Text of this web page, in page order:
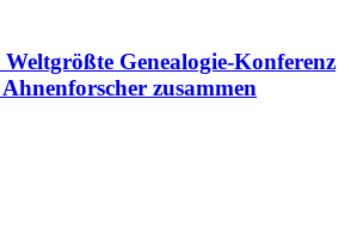
Weltgrößte Genealogie-Konferenz
zusammen